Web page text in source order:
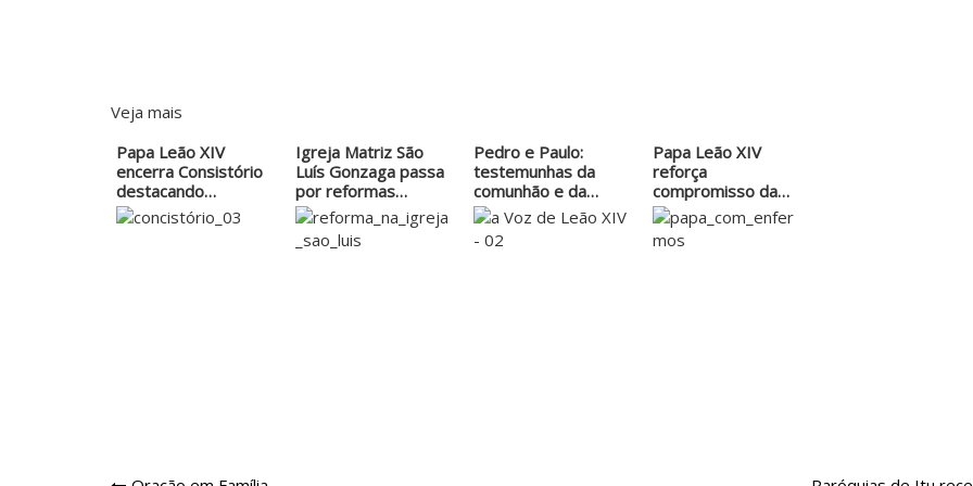
Veja mais
Papa Leão XIV
encerra Consistório
destacando…
Igreja Matriz São
Luís Gonzaga passa
por reformas…
Pedro e Paulo:
testemunhas da
comunhão e da
missão da Igreja
Papa Leão XIV
reforça
compromisso da
Igreja com os
doentes